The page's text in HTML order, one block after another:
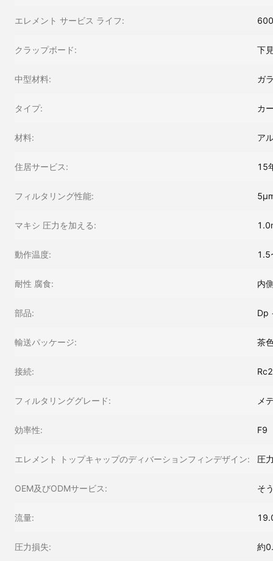
エレメント サービス ライフ:
クラップボード: 下
中型材料: ガ
タイプ: カ
材料: ア
住居サービス: 15
フィルタリング性能:
マキシ 圧力を加える:
動作温度:
耐性 腐食: 内
部品: Dp
輸送パッケージ: 茶
接続:
フィルタリンググレード: メ
効率性: F9
エレメント トップキャップのディバーションフィンデザイン: 圧
OEM及びODMサービス: そ
流量:
圧力損失: 約